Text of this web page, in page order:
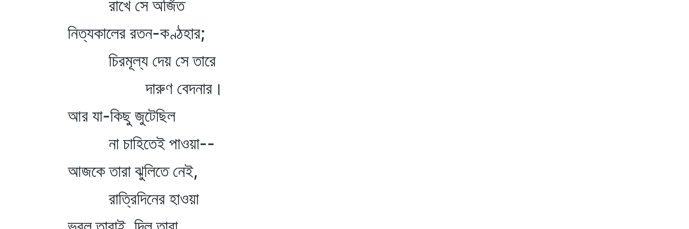
রাখে সে অর্জিত
নিত্যকালের রতন-কণ্ঠহার;
চিরমূল্য দেয় সে তারে
দারুণ বেদনার।
আর যা-কিছু জুটেছিল
না চাহিতেই পাওয়া--
আজকে তারা ঝুলিতে নেই,
রাত্রিদিনের হাওয়া